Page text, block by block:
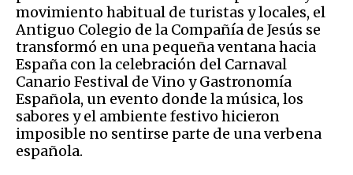
movimiento habitual de turistas y locales, el
Antiguo Colegio de la Compañía de Jesús se
transformó en una pequeña ventana hacia
España con la celebración del Carnaval
Canario Festival de Vino y Gastronomía
Española, un evento donde la música, los
sabores y el ambiente festivo hicieron
imposible no sentirse parte de una verbena
española.